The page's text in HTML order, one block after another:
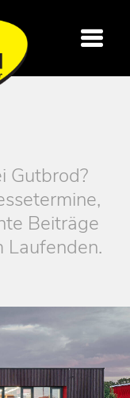
Gutbrod?
Beiträge
Laufenden.